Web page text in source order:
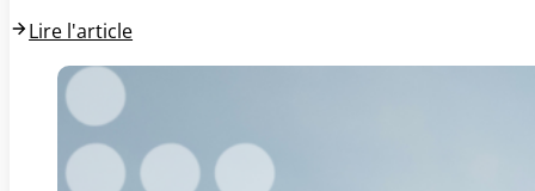
Lire l'article